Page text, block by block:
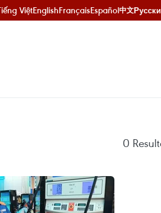
ViệtEnglishFrançaisEspañol中文
0